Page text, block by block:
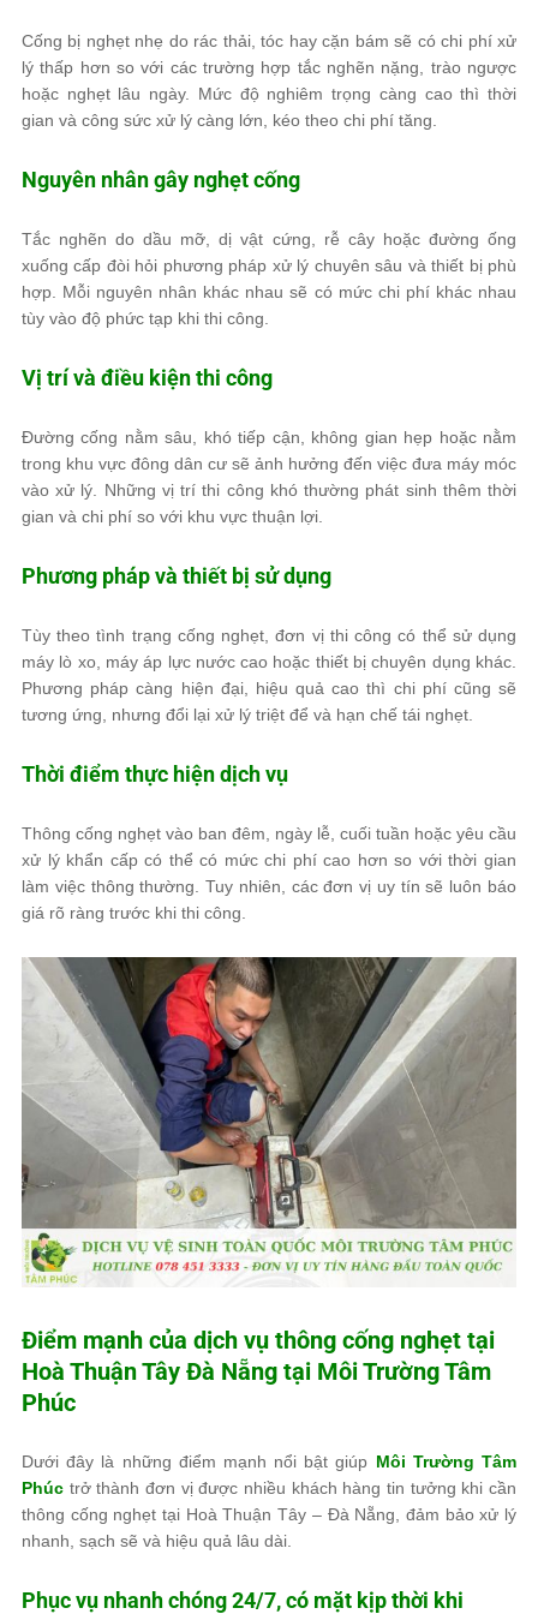
Cống bị nghẹt nhẹ do rác thải, tóc hay cặn bám sẽ có chi phí xử
lý thấp hơn so với các trường hợp tắc nghẽn nặng, trào ngược
hoặc nghẹt lâu ngày. Mức độ nghiêm trọng càng cao thì thời
gian và công sức xử lý càng lớn, kéo theo chi phí tăng.
Nguyên nhân gây nghẹt cống
Tắc nghẽn do dầu mỡ, dị vật cứng, rễ cây hoặc đường ống
xuống cấp đòi hỏi phương pháp xử lý chuyên sâu và thiết bị phù
hợp. Mỗi nguyên nhân khác nhau sẽ có mức chi phí khác nhau
tùy vào độ phức tạp khi thi công.
Vị trí và điều kiện thi công
Đường cống nằm sâu, khó tiếp cận, không gian hẹp hoặc nằm
trong khu vực đông dân cư sẽ ảnh hưởng đến việc đưa máy móc
vào xử lý. Những vị trí thi công khó thường phát sinh thêm thời
gian và chi phí so với khu vực thuận lợi.
Phương pháp và thiết bị sử dụng
Tùy theo tình trạng cống nghẹt, đơn vị thi công có thể sử dụng
máy lò xo, máy áp lực nước cao hoặc thiết bị chuyên dụng khác.
Phương pháp càng hiện đại, hiệu quả cao thì chi phí cũng sẽ
tương ứng, nhưng đổi lại xử lý triệt để và hạn chế tái nghẹt.
Thời điểm thực hiện dịch vụ
Thông cống nghẹt vào ban đêm, ngày lễ, cuối tuần hoặc yêu cầu
xử lý khẩn cấp có thể có mức chi phí cao hơn so với thời gian
làm việc thông thường. Tuy nhiên, các đơn vị uy tín sẽ luôn báo
giá rõ ràng trước khi thi công.
Điểm mạnh của dịch vụ thông cống nghẹt tại
Hoà Thuận Tây Đà Nẵng tại Môi Trường Tâm
Phúc
Dưới đây là những điểm mạnh nổi bật giúp Môi Trường Tâm
Phúc trở thành đơn vị được nhiều khách hàng tin tưởng khi cần
thông cống nghẹt tại Hoà Thuận Tây – Đà Nẵng, đảm bảo xử lý
nhanh, sạch sẽ và hiệu quả lâu dài.
Phục vụ nhanh chóng 24/7, có mặt kịp thời khi